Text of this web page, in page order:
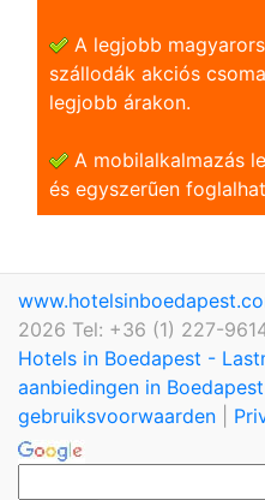
A legjobb
szállodák akciós
legjobb árakon.
A mobilalkalmazás
és egyszerũen
2026 Tel: +36 (1) 227-
Hotels in Boedapest -
aanbiedingen in Boedapest
gebruiksvoorwaarden